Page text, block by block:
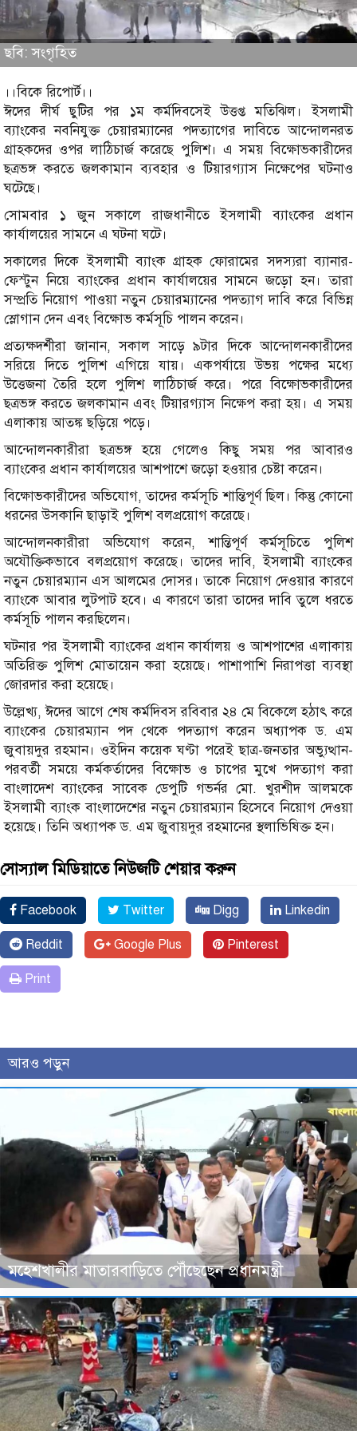
ছবি: সংগৃহিত
।।বিকে রিপোর্ট।।
ঈদের দীর্ঘ ছুটির পর ১ম কর্মদিবসেই উত্তপ্ত মতিঝিল। ইসলামী
ব্যাংকের নবনিযুক্ত চেয়ারম্যানের পদত্যাগের দাবিতে আন্দোলনরত
গ্রাহকদের ওপর লাঠিচার্জ করেছে পুলিশ। এ সময় বিক্ষোভকারীদের
ছত্রভঙ্গ করতে জলকামান ব্যবহার ও টিয়ারগ্যাস নিক্ষেপের ঘটনাও
ঘটেছে।
সোমবার ১ জুন সকালে রাজধানীতে ইসলামী ব্যাংকের প্রধান
কার্যালয়ের সামনে এ ঘটনা ঘটে।
সকালের দিকে ইসলামী ব্যাংক গ্রাহক ফোরামের সদস্যরা ব্যানার-
ফেস্টুন নিয়ে ব্যাংকের প্রধান কার্যালয়ের সামনে জড়ো হন। তারা
সম্প্রতি নিয়োগ পাওয়া নতুন চেয়ারম্যানের পদত্যাগ দাবি করে বিভিন্ন
স্লোগান দেন এবং বিক্ষোভ কর্মসূচি পালন করেন।
প্রত্যক্ষদর্শীরা জানান, সকাল সাড়ে ৯টার দিকে আন্দোলনকারীদের
সরিয়ে দিতে পুলিশ এগিয়ে যায়। একপর্যায়ে উভয় পক্ষের মধ্যে
উত্তেজনা তৈরি হলে পুলিশ লাঠিচার্জ করে। পরে বিক্ষোভকারীদের
ছত্রভঙ্গ করতে জলকামান এবং টিয়ারগ্যাস নিক্ষেপ করা হয়। এ সময়
এলাকায় আতঙ্ক ছড়িয়ে পড়ে।
আন্দোলনকারীরা ছত্রভঙ্গ হয়ে গেলেও কিছু সময় পর আবারও
ব্যাংকের প্রধান কার্যালয়ের আশপাশে জড়ো হওয়ার চেষ্টা করেন।
বিক্ষোভকারীদের অভিযোগ, তাদের কর্মসূচি শান্তিপূর্ণ ছিল। কিন্তু কোনো
ধরনের উসকানি ছাড়াই পুলিশ বলপ্রয়োগ করেছে।
আন্দোলনকারীরা অভিযোগ করেন, শান্তিপূর্ণ কর্মসূচিতে পুলিশ
অযৌক্তিকভাবে বলপ্রয়োগ করেছে। তাদের দাবি, ইসলামী ব্যাংকের
নতুন চেয়ারম্যান এস আলমের দোসর। তাকে নিয়োগ দেওয়ার কারণে
ব্যাংকে আবার লুটপাট হবে। এ কারণে তারা তাদের দাবি তুলে ধরতে
কর্মসূচি পালন করছিলেন।
ঘটনার পর ইসলামী ব্যাংকের প্রধান কার্যালয় ও আশপাশের এলাকায়
অতিরিক্ত পুলিশ মোতায়েন করা হয়েছে। পাশাপাশি নিরাপত্তা ব্যবস্থা
জোরদার করা হয়েছে।
উল্লেখ্য, ঈদের আগে শেষ কর্মদিবস রবিবার ২৪ মে বিকেলে হঠাৎ করে
ব্যাংকের চেয়ারম্যান পদ থেকে পদত্যাগ করেন অধ্যাপক ড. এম
জুবায়দুর রহমান। ওইদিন কয়েক ঘণ্টা পরেই ছাত্র-জনতার অভ্যুত্থান-
পরবর্তী সময়ে কর্মকর্তাদের বিক্ষোভ ও চাপের মুখে পদত্যাগ করা
বাংলাদেশ ব্যাংকের সাবেক ডেপুটি গভর্নর মো. খুরশীদ আলমকে
ইসলামী ব্যাংক বাংলাদেশের নতুন চেয়ারম্যান হিসেবে নিয়োগ দেওয়া
হয়েছে। তিনি অধ্যাপক ড. এম জুবায়দুর রহমানের স্থলাভিষিক্ত হন।
সোস্যাল মিডিয়াতে নিউজটি শেয়ার করুন
Facebook Twitter Digg Linkedin
Reddit Google Plus Pinterest
Print
আরও পড়ুন
মহেশখালীর মাতারবাড়িতে পৌঁছেছেন প্রধানমন্ত্রী